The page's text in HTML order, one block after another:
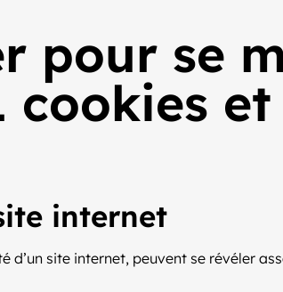
pour se
cookies
internet
site internet, peuvent se révéler